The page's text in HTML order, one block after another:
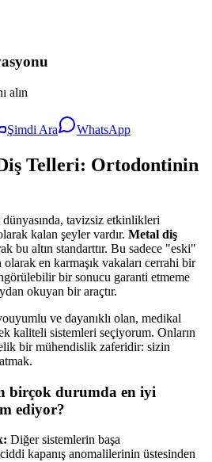
alın
Şimdi Ara WhatsApp
Telleri: Ortodontinin
tavizsiz etkinlikleri
kalan şeyler vardır. Metal diş
bu altın standarttır. Bu sadece "eski"
en karmaşık vakaları cerrahi bir
bir sonucu garanti etmeme
okuyan bir araçtır.
ve dayanıklı olan, medikal
kaliteli sistemleri seçiyorum. Onların
bir mühendislik zaferidir: sizin
birçok durumda en iyi
ediyor?
Diğer sistemlerin başa
kapanış anomalilerinin üstesinden